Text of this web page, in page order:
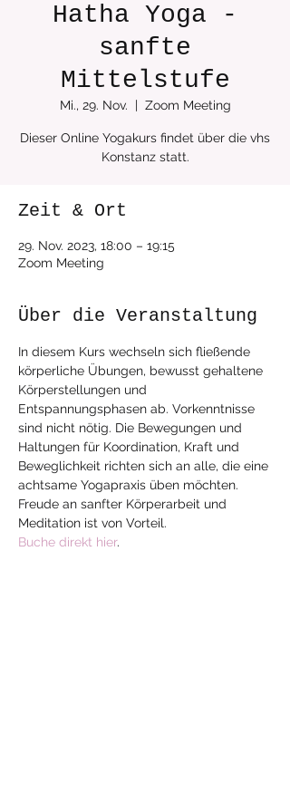
Hatha Yoga -
sanfte
Mittelstufe
Mi., 29. Nov.
  |
Zoom Meeting
Dieser Online Yogakurs findet über die vhs
Zeit & Ort
29. Nov. 2023, 18:00 – 19:15
Zoom Meeting
Über die Veranstaltung
In diesem Kurs wechseln sich fließende
körperliche Übungen, bewusst gehaltene
Körperstellungen und
Entspannungsphasen ab. Vorkenntnisse
sind nicht nötig. Die Bewegungen und
Haltungen für Koordination, Kraft und
Beweglichkeit richten sich an alle, die eine
achtsame Yogapraxis üben möchten.
Freude an sanfter Körperarbeit und
Meditation ist von Vorteil.
Buche direkt hier.